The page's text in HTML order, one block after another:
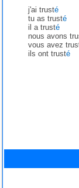
j'ai trusté
tu as trusté
il a trusté
nous avons
vous avez
ils ont trusté